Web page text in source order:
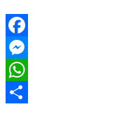
Facebook
Messenger
WhatsApp